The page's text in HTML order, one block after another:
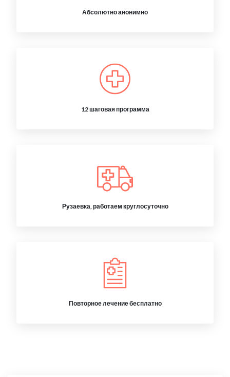
Абсолютно анонимно
12 шаговая программа
Рузаевка, работаем круглосуточно
Повторное лечение бесплатно